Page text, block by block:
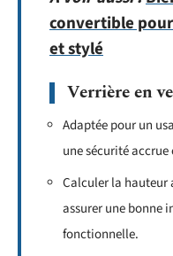
convertible
et stylé
Verrière en
Adaptée pour un
une sécurité
Calculer la hauteur
assurer une bonne
fonctionnelle.